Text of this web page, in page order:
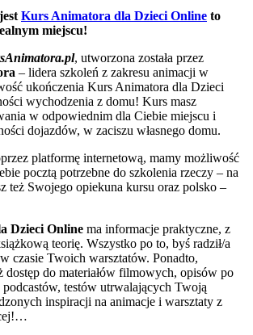
Kurs Animatora dla Dzieci Online to
miejscu!
, utworzona została przez
– lidera szkoleń z zakresu animacji w
ukończenia Kurs Animatora dla Dzieci
wychodzenia z domu! Kurs masz
w odpowiednim dla Ciebie miejscu i
dojazdów, w zaciszu własnego domu.
platformę internetową, mamy możliwość
pocztą potrzebne do szkolenia rzeczy – na
też Swojego opiekuna kursu oraz polsko –
Dzieci Online ma informacje praktyczne, z
teorię. Wszystko po to, byś radził/a
czasie Twoich warsztatów. Ponadto,
dostęp do materiałów filmowych, opisów po
testów utrwalających Twoją
inspiracji na animacje i warsztaty z